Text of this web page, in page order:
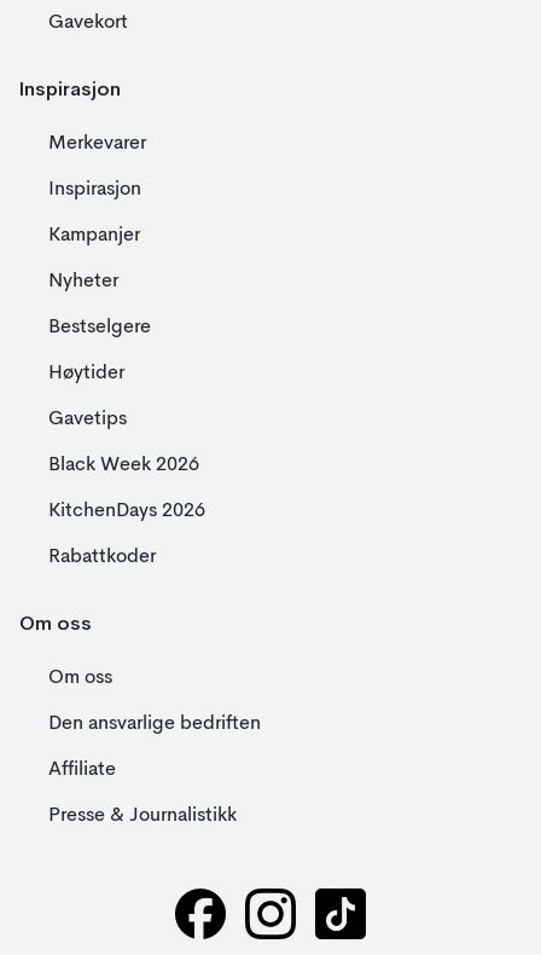
Gavekort
Inspirasjon
Merkevarer
Inspirasjon
Kampanjer
Nyheter
Bestselgere
Høytider
Gavetips
Black Week 2026
KitchenDays 2026
Rabattkoder
Om oss
Om oss
Den ansvarlige bedriften
Affiliate
Presse & Journalistikk